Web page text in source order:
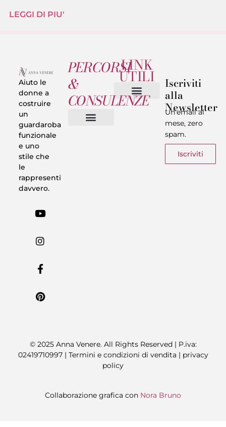
LEGGI DI PIU'
Aiuto le
donne a
costruire
un
guardaroba
funzionale
e uno
stile che
le
rappresenti
davvero.
PERCORSI
&
CONSULENZE
LINK
UTILI Iscriviti
alla
Newsletter
Un’email al
mese, zero
spam.
Iscriviti
© 2025 Anna Venere. All Rights Reserved | P.iva:
02419710997 | Termini e condizioni di vendita | privacy
policy
Collaborazione grafica con Nora Bruno